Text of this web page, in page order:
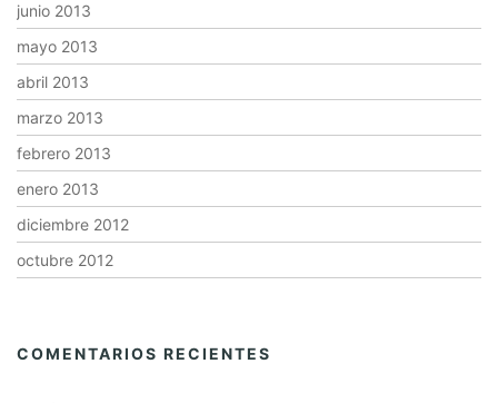
junio 2013
mayo 2013
abril 2013
marzo 2013
febrero 2013
enero 2013
diciembre 2012
octubre 2012
COMENTARIOS RECIENTES